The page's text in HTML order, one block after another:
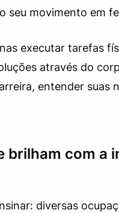
seu movimento em
executar tarefas
através do
entender suas
brilham com a
diversas